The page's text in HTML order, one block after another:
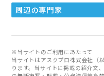
周辺の専門家
※当サイトのご利用にあたって
当サイトはアスクプロ株式会社（
ります。当サイトに掲載の紹介文